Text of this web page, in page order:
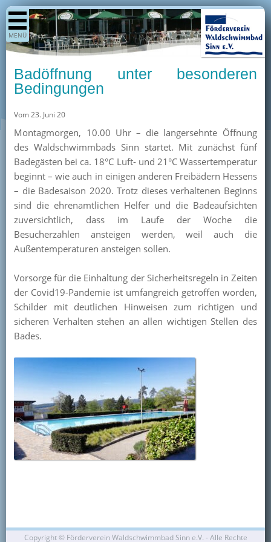
MENÜ
Shop
Aktuelles
Termine
/ Preise
Kurse
Kioskangebote
Unterstützer
Team
Mitglied werden
Badöffnung unter besonderen
Bedingungen
Vom 23. Juni 20
Montagmorgen, 10.00 Uhr – die langersehnte Öffnung
des Waldschwimmbads Sinn startet. Mit zunächst fünf
Badegästen bei ca. 18°C Luft- und 21°C Wassertemperatur
beginnt – wie auch in einigen anderen Freibädern Hessens
– die Badesaison 2020. Trotz dieses verhaltenen Beginns
sind die ehrenamtlichen Helfer und die Badeaufsichten
zuversichtlich, dass im Laufe der Woche die
Besucherzahlen ansteigen werden, weil auch die
Außentemperaturen ansteigen sollen.
Vorsorge für die Einhaltung der Sicherheitsregeln in Zeiten
der Covid19-Pandemie ist umfangreich getroffen worden,
Schilder mit deutlichen Hinweisen zum richtigen und
sicheren Verhalten stehen an allen wichtigen Stellen des
Bades.
Copyright © Förderverein Waldschwimmbad Sinn e.V. - Alle Rechte